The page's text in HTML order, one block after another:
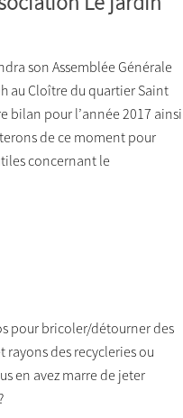
son Assemblée Générale
au Cloître du quartier Saint
bilan pour l’année 2017 ainsi
de ce moment pour
concernant le
pour bricoler/détourner des
rayons des recycleries ou
en avez marre de jeter